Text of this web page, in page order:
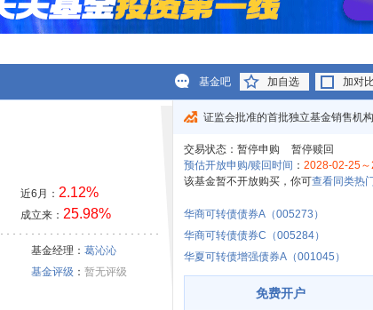
基金吧 加自选 加对
近6月： 2.12%
成立来： 25.98%
基金经理： 葛沁沁
基金评级 ： 暂无评级
证监会批准的首批独立基金销售机构
交易状态： 暂停申购
暂停赎回
预估开放申购/赎回时间 ： 2028-02-25
该基金暂不开放购买，你可查看同类热
华商可转债债券A（005273）
华商可转债债券C（005284）
华夏可转债增强债券A（001045）
免费开户